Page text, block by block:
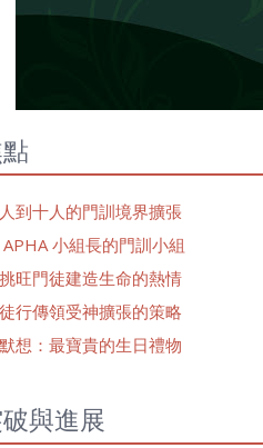
到十人的門訓境界擴張
小組長的門訓小組
旺門徒建造生命的熱情
行傳領受神擴張的策略
想：最寶貴的生日禮物
與進展